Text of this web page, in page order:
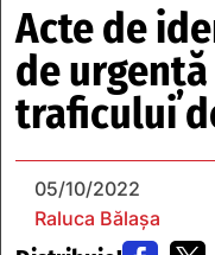
Acte de
de
traficului
05/10/2022
Raluca Bălașa